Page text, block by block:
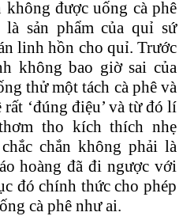
được uống cà phê
sản phẩm của quỉ sứ
linh hồn cho quỉ. Trước
không bao giờ sai của
thử một tách cà phê và
‘đúng điệu’ và từ đó lí
tho kích thích nhẹ
chắn không phải là
hoàng đã đi ngược với
đó chính thức cho phép
cà phê như ai.